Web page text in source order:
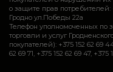
о защите прав потребителей:
Гродно ул.Победы 22а
Телефон уполномоченных по
торговли и услуг
покупателей): +375 152 62 69
62 69 71, +375 152 62 69 47, +375